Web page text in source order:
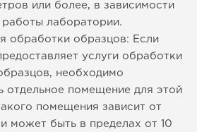
или более, в зависимости
лаборатории.
обработки образцов: Если
услуги обработки
необходимо
отдельное помещение для этой
помещения зависит от
может быть в пределах от 10